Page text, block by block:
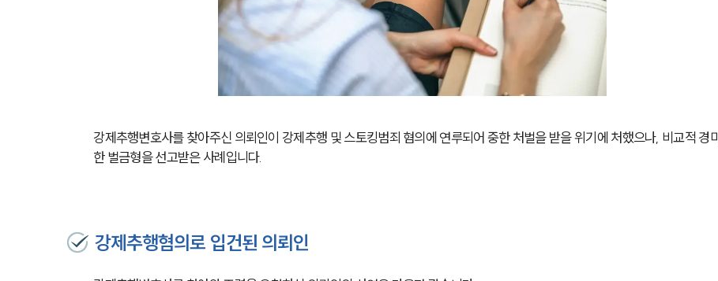
강제추행변호사를 찾아주신 의뢰인이 강제추행 및 스토킹범죄 혐의에 연루되어 중한 처벌을 받을 위기에 처했으나, 비교적 경미
한 벌금형을 선고받은 사례입니다.
강제추행혐의로 입건된 의뢰인